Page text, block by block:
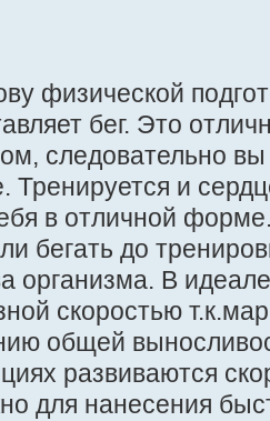
физической
бег. Это
следовательно
и
в отличной
бегать до
организма. В
скоростью
общей
развиваются
для нанесения